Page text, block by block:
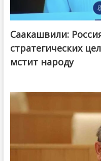
Саакашвили:
стратегических
мстит народу